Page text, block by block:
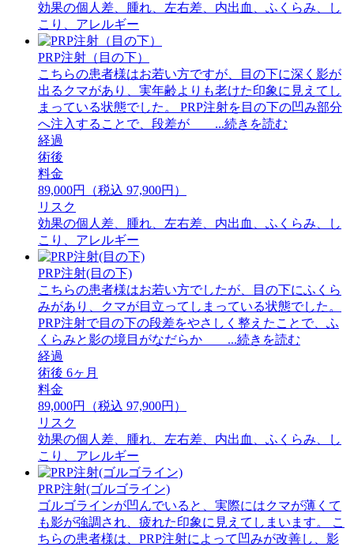
効果の個人差、腫れ、左右差、内出血、ふくらみ、し
こり、アレルギー
PRP注射（目の下）
こちらの患者様はお若い方ですが、目の下に深く影が
出るクマがあり、実年齢よりも老けた印象に見えてし
まっている状態でした。 PRP注射を目の下の凹み部分
へ注入することで、段差が ...続きを読む
経過
術後
料金
89,000円（税込 97,900円）
リスク
効果の個人差、腫れ、左右差、内出血、ふくらみ、し
こり、アレルギー
PRP注射(目の下)
こちらの患者様はお若い方でしたが、目の下にふくら
みがあり、クマが目立ってしまっている状態でした。
PRP注射で目の下の段差をやさしく整えたことで、ふ
くらみと影の境目がなだらか ...続きを読む
経過
術後 6ヶ月
料金
89,000円（税込 97,900円）
リスク
効果の個人差、腫れ、左右差、内出血、ふくらみ、し
こり、アレルギー
PRP注射(ゴルゴライン)
ゴルゴラインが凹んでいると、実際にはクマが薄くて
も影が強調され、疲れた印象に見えてしまいます。 ⁡こ
ちらの患者様は、PRP注射によって凹みが改善し、影